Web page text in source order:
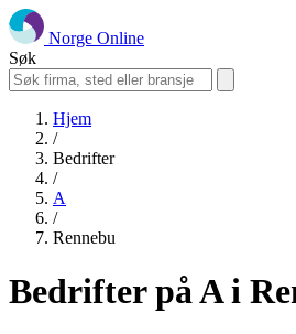
Norge Online
Søk
Hjem
/
Bedrifter
/
A
/
Rennebu
Bedrifter på A i